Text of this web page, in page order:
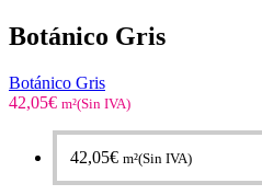
Botánico Gris
Botánico Gris
42,05€ m²(Sin IVA)
42,05€ m²(Sin IVA)